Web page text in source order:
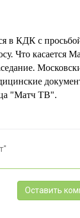
в КДК с
Что касается
"Матч ТВ".
Оставить